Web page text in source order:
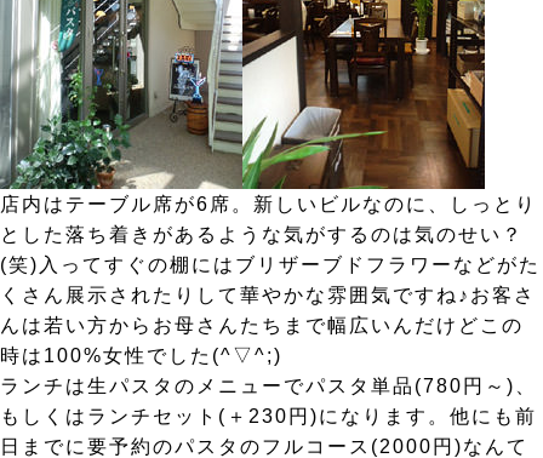
店内はテーブル席が6席。新しいビルなのに、しっとり
とした落ち着きがあるような気がするのは気のせい？
(笑)入ってすぐの棚にはブリザーブドフラワーなどがた
くさん展示されたりして華やかな雰囲気ですね♪お客さ
んは若い方からお母さんたちまで幅広いんだけどこの
時は100%女性でした(^▽^;)
ランチは生パスタのメニューでパスタ単品(780円～)、
もしくはランチセット(＋230円)になります。他にも前
日までに要予約のパスタのフルコース(2000円)なんて